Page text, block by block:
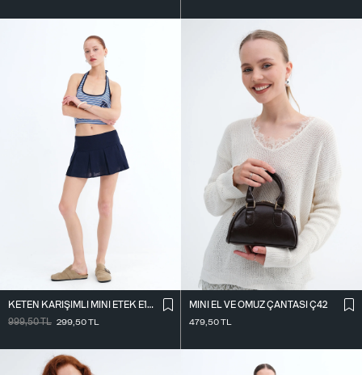
KETEN KARIŞIMLI MINI ETEK E18344
999,50TL 299,50TL
MINI EL VE OMUZ ÇANTASI Ç42
479,50TL